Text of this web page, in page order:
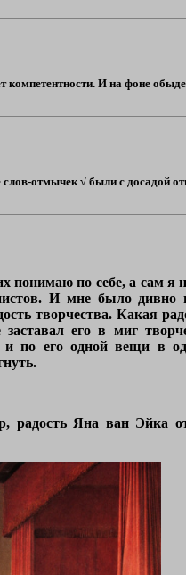
компетентности. И на фоне
отмычек √ были с досадой
понимаю по себе, а сам я
И мне было дивно
творчества. Какая
его в миг
по его одной вещи в
радость Яна ван Эйка